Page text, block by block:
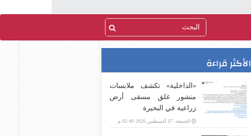
الأكثر قراءة
«الداخلية» تكشف ملابسات
منشور غلق مسقى أرض
زراعية في البحيرة
الجمعة، 07 أغسطس 2026 02:49 م